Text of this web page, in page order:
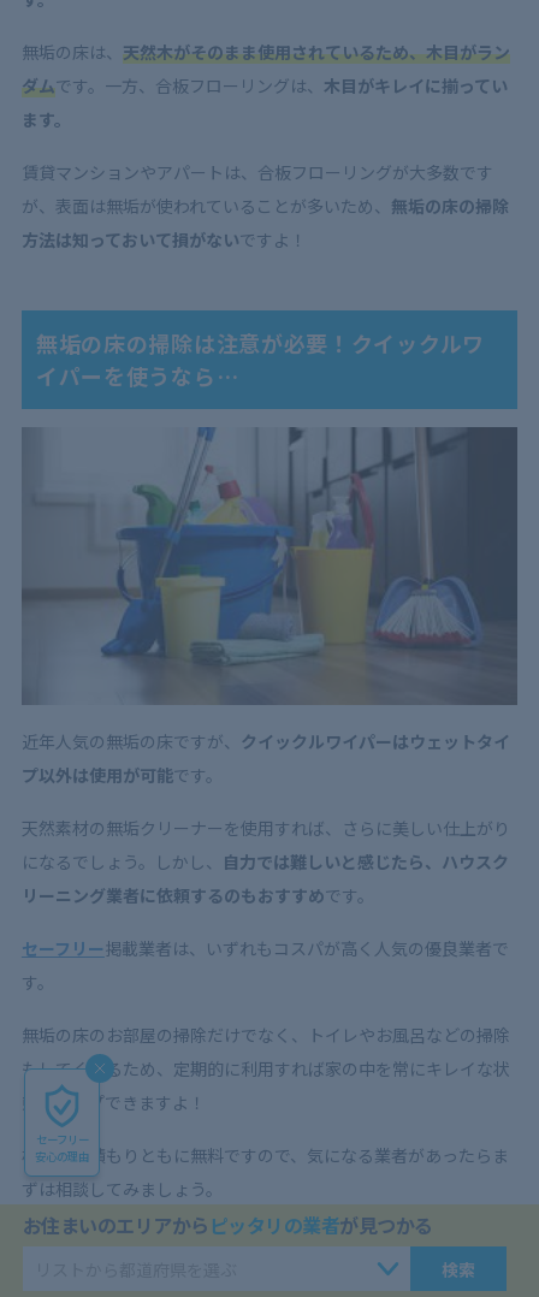
無垢の床は、 天然木がそのまま使用されているため、木目がラン
ダムです。一方、合板フローリングは、 木目がキレイに揃ってい
ます。
賃貸マンションやアパートは、合板フローリングが大多数です
が、表面は無垢が使われていることが多いため、 無垢の床の掃除
方法は知っておいて損がないですよ！
無垢の床の掃除は注意が必要！クイックルワ
イパーを使うなら…
近年人気の無垢の床ですが、
クイックルワイパーはウェットタイ
プ以外は使用が可能です。
天然素材の無垢クリーナーを使用すれば、さらに美しい仕上がり
になるでしょう。しかし、
自力では難しいと感じたら、ハウスク
リーニング業者に依頼するのもおすすめです。
セーフリー掲載業者は、いずれもコスパが高く人気の優良業者で
す。
無垢の床のお部屋の掃除だけでなく、トイレやお風呂などの掃除
もしてくれるため、定期的に利用すれば家の中を常にキレイな状
態でキープできますよ！
相談・見積もりともに無料ですので、気になる業者があったらま
ずは相談してみましょう。
無垢の床はクイックルワイパーで
お住まいのエリアから ピッタリの業者が見つかる
検索
セーフリー
安心の理由